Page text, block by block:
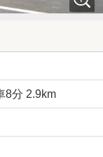
8分 2.9km